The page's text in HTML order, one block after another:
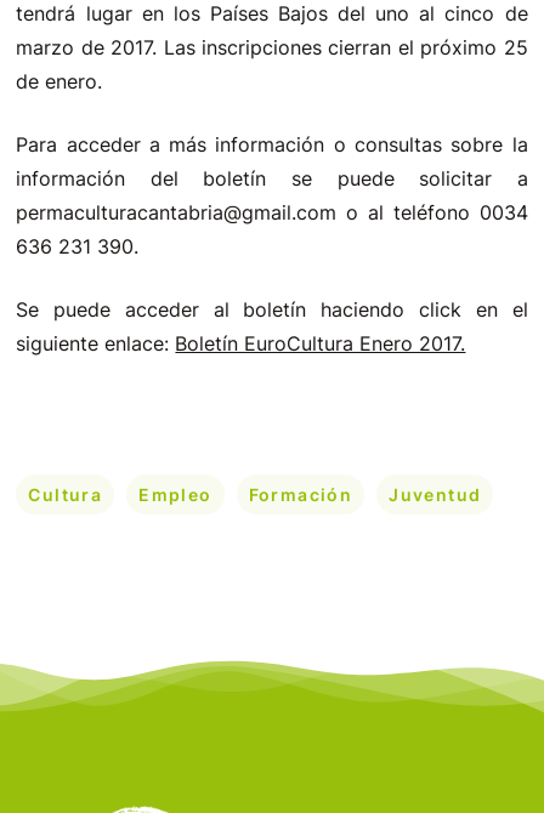
tendrá lugar en los Países Bajos del uno al cinco de
marzo de 2017. Las inscripciones cierran el próximo 25
de enero.
Para acceder a más información o consultas sobre la
información del boletín se puede solicitar a
permaculturacantabria@gmail.com o al teléfono 0034
636 231 390.
Se puede acceder al boletín haciendo click en el
siguiente enlace: Boletín EuroCultura Enero 2017.
Cultura Empleo Formación Juventud